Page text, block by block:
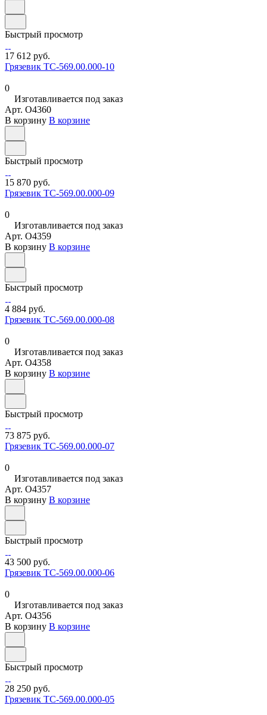
Быстрый просмотр
17 612 руб.
Грязевик ТС-569.00.000-10
0
Изготавливается под заказ
Арт. O4360
В корзину В корзине
Быстрый просмотр
15 870 руб.
Грязевик ТС-569.00.000-09
0
Изготавливается под заказ
Арт. O4359
В корзину В корзине
Быстрый просмотр
4 884 руб.
Грязевик ТС-569.00.000-08
0
Изготавливается под заказ
Арт. O4358
В корзину В корзине
Быстрый просмотр
73 875 руб.
Грязевик ТС-569.00.000-07
0
Изготавливается под заказ
Арт. O4357
В корзину В корзине
Быстрый просмотр
43 500 руб.
Грязевик ТС-569.00.000-06
0
Изготавливается под заказ
Арт. O4356
В корзину В корзине
Быстрый просмотр
28 250 руб.
Грязевик ТС-569.00.000-05